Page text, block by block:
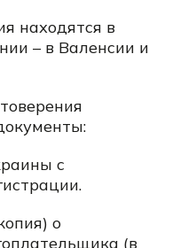
находятся в
– в Валенсии и
с
о
(в